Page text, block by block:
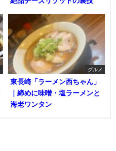
グルメ
東長崎「ラーメン西ちゃん」
｜締めに味噌・塩ラーメンと
海老ワンタン